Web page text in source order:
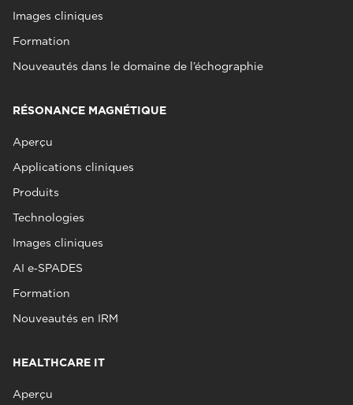
Images cliniques
Formation
Nouveautés dans le domaine de l’échographie
RÉSONANCE MAGNÉTIQUE
Aperçu
Applications cliniques
Produits
Technologies
Images cliniques
AI e‑SPADES
Formation
Nouveautés en IRM
HEALTHCARE IT
Aperçu